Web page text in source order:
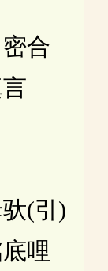
合
(引)
哩